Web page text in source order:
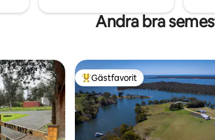
Andra bra
Populär gästfavorit
Gästfavorit